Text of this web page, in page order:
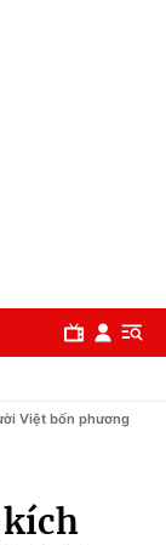
Việt bốn phương